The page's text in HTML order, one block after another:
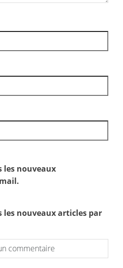
les nouveaux
les nouveaux articles par